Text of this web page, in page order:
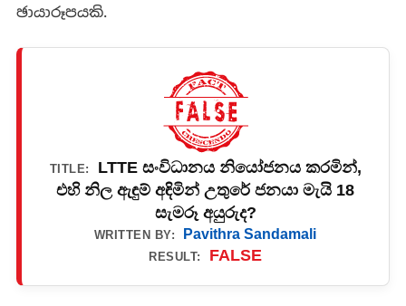
ඡායාරූපයකි.
TITLE:
LTTE සංවිධානය නියෝජනය කරමින්,
එහි නිල ඇඳුම් අඳිමින් උතුරේ ජනයා මැයි 18
සැමරූ අයුරුද?
WRITTEN BY: Pavithra Sandamali
RESULT: FALSE